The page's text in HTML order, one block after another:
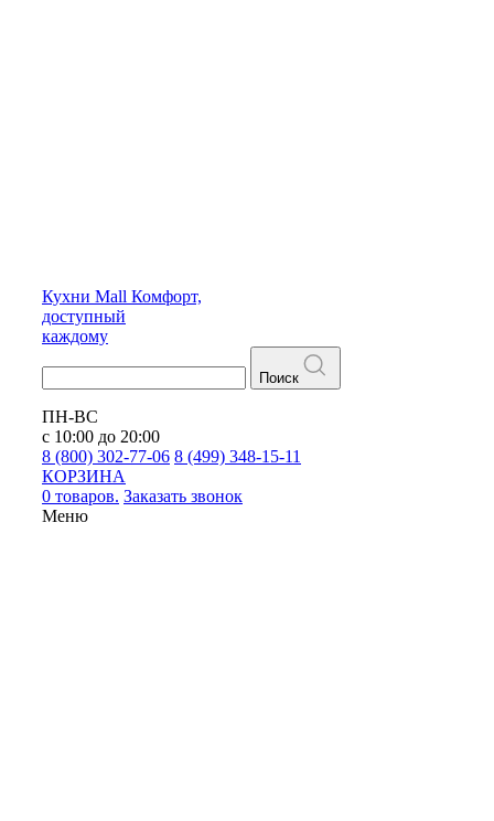
Кухни Mall Комфорт,
доступный
каждому
Поиск
ПН-ВС
с 10:00 до 20:00
8 (800) 302-77-06 8 (499) 348-15-11
КОРЗИНА
0 товаров. Заказать звонок
Меню